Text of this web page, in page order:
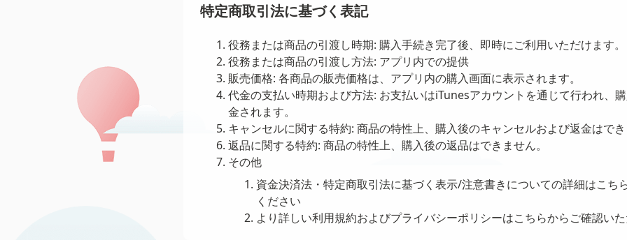
特定商取引法に基づく表記
役務または商品の引渡し時期: 購入手続き完了後、即時にご利用いただけます。
役務または商品の引渡し方法: アプリ内での提供
販売価格: 各商品の販売価格は、アプリ内の購入画面に表示されます。
代金の支払い時期および方法: お支払いはiTunesアカウントを通じて行われ、
金されます。
キャンセルに関する特約: 商品の特性上、購入後のキャンセルおよび返金はで
返品に関する特約: 商品の特性上、購入後の返品はできません。
その他
資金決済法・特定商取引法に基づく表示/注意書きについての詳細はこち
ください
より詳しい利用規約およびプライバシーポリシーはこちらからご確認い